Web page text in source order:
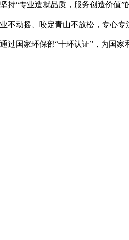
“专业造就品质，服务创造价值”
不动摇、咬定青山不放松，专心
国家环保部“十环认证”，为国家